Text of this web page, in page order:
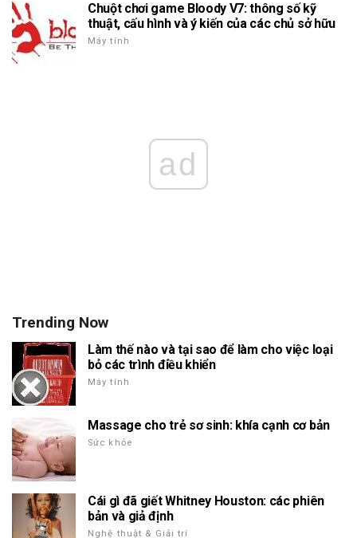
Chuột chơi game Bloody V7: thông số kỹ
thuật, cấu hình và ý kiến của các chủ sở hữu
Máy tính
ad
Trending Now
Làm thế nào và tại sao để làm cho việc loại
bỏ các trình điều khiển
Máy tính
Massage cho trẻ sơ sinh: khía cạnh cơ bản
Sức khỏe
Cái gì đã giết Whitney Houston: các phiên
bản và giả định
Nghệ thuật & Giải trí